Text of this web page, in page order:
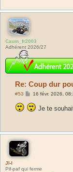
Caum_fr2003
Adhérent 2026/27
Re: Coup dur
#53
M
s
s
16 févr. 2026,
Je te
Jl-l
Pif-paf qui ferme